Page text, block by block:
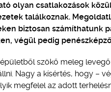
olyan csatlakozások
találkoznak.
biztosan számíthatunk
végül pedig
szökő meleg
Nagy a kísértés, hogy –
megfelel az adott